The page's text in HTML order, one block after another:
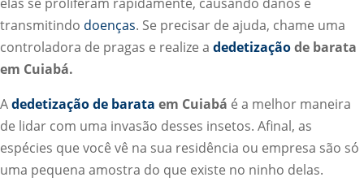
transmitindo doenças. Se precisar de ajuda, chame uma
controladora de pragas e realize a dedetizaçãode barata
em Cuiabá.
Adedetização de barata em Cuiabá é a melhor maneira
de lidar com uma invasão desses insetos. Afinal, as
espécies que você vê na sua residência ou empresa são só
uma pequena amostra do que existe no ninho delas.